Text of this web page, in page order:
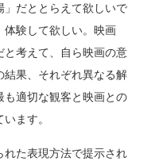
」だととらえて欲しいで
体験して欲しい。映画
と考えて、自ら映画の意
結果、それぞれ異なる解
も適切な観客と映画との
ます。
れた表現方法で提示され